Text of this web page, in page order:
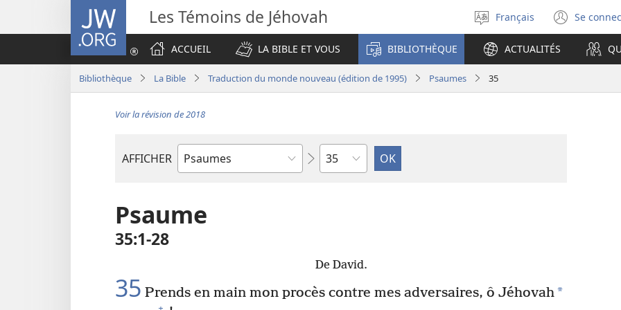
JW.ORG Les Témoins de Jéhovah
Sélectionner
la
langue
Français Se
une
ACCUEIL
LA BIBLE ET VOUS BIBLIOTHÈQUE ACTUALITÉS
Bibliothèque La Bible Traduction du monde nouveau (édition de 1995) Psaumes 35
Voir la révision de 2018
AFFICHER
Livre
Bible
Chapitre
Psaume
35​:​1-28
De David.
35 Prends en main mon procès contre mes adversaires, ô Jéhovah*